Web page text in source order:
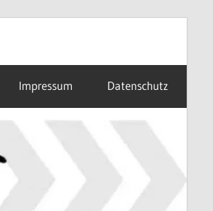
Impressum Datenschutz